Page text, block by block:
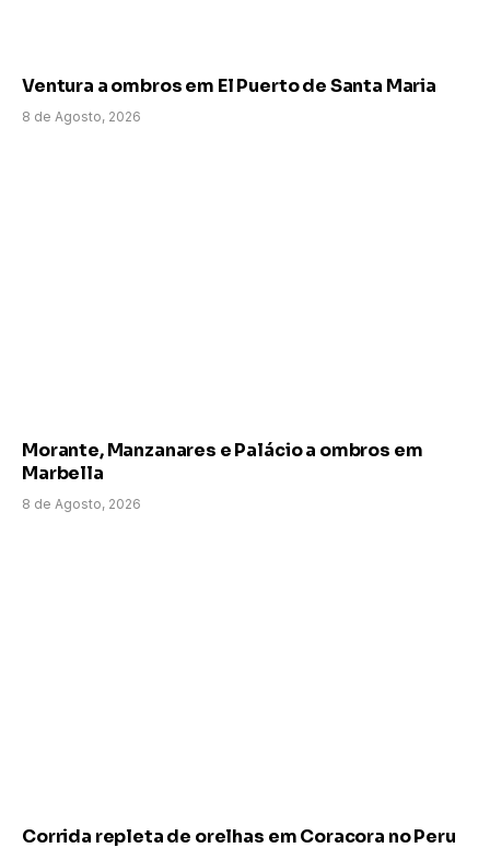
Ventura a ombros em El Puerto de Santa Maria
8 de Agosto, 2026
Morante, Manzanares e Palácio a ombros em
Marbella
8 de Agosto, 2026
Corrida repleta de orelhas em Coracora no Peru